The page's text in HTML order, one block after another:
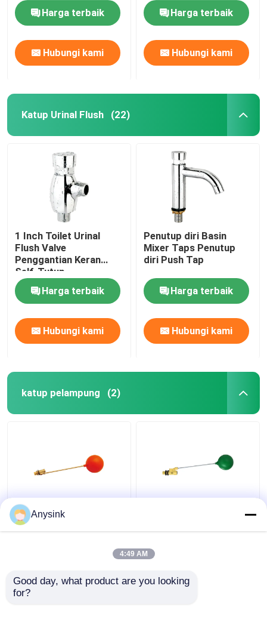
Harga terbaik
Hubungi kami
Harga terbaik
Hubungi kami
Katup Urinal Flush (22)
1 Inch Toilet Urinal
Flush Valve
Penggantian Keran
Self-Tutup
Harga terbaik
Hubungi kami
Penutup diri Basin
Mixer Taps Penutup
diri Push Tap
Harga terbaik
Hubungi kami
katup pelampung (2)
1/2 " 1 4 Inci Miniatur
Air Float Valve Untuk
Anysink
4:49 AM
Good day, what product are you looking
for?